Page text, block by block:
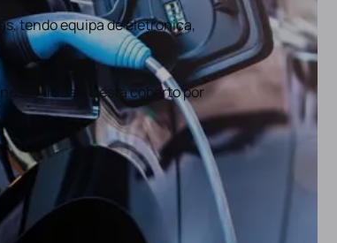
tendo equipa de eletronica,
trabalho está coberto por